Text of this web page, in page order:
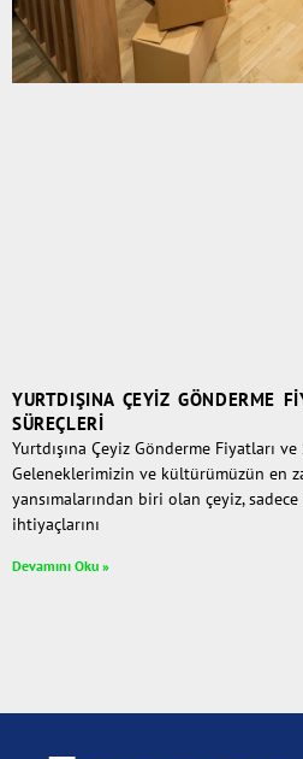
YURTDIŞINA ÇEYIZ GÖNDERME
SÜREÇLERI
Yurtdışına Çeyiz Gönderme Fiyatları
Geleneklerimizin ve kültürümüzün en
yansımalarından biri olan çeyiz,
ihtiyaçlarını
Devamını Oku »